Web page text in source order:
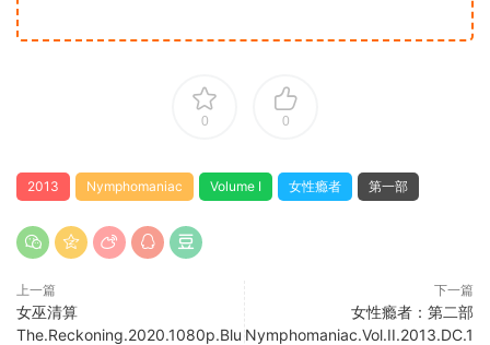
0 0
2013 Nymphomaniac Volume I 女性瘾者 第一部
上一篇
女巫清算
The.Reckoning.2020.1080p.Blu
下一篇
女性瘾者：第二部
Nymphomaniac.Vol.II.2013.DC.1